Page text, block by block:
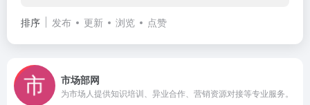
排序 发布 更新 浏览 点赞
市场部网
为市场人提供知识培训、异业合作、营销资源对接等专业服务。